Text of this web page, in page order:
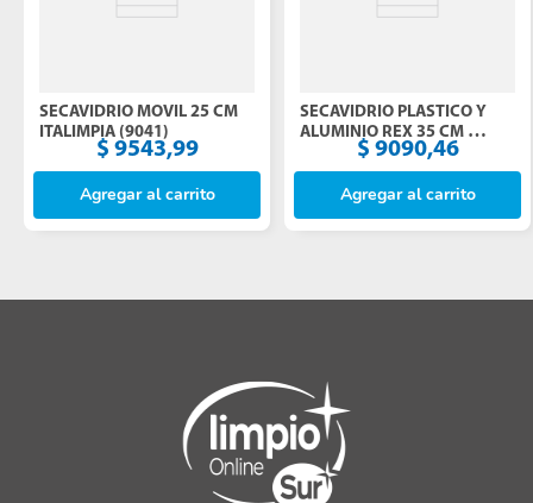
SECAVIDRIO MOVIL 25 CM
ITALIMPIA (9041)
$ 9543,99
Agregar al carrito
SECAVIDRIO PLASTICO Y
ALUMINIO REX 35 CM
ITALIMPIA (9059)
$ 9090,46
Agregar al carrito